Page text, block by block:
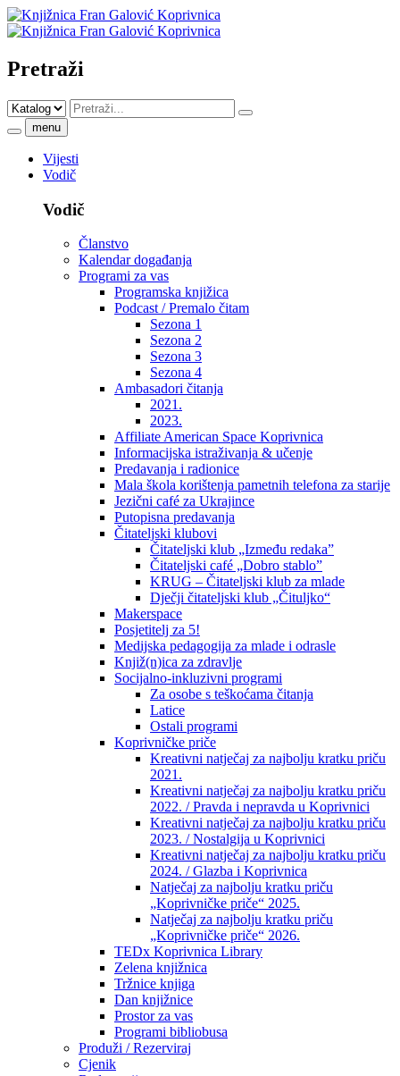
Pretraži
menu
Vijesti
Vodič
Vodič
Članstvo
Kalendar događanja
Programi za vas
Programska knjižica
Podcast / Premalo čitam
Sezona 1
Sezona 2
Sezona 3
Sezona 4
Ambasadori čitanja
2021.
2023.
Affiliate American Space Koprivnica
Informacijska istraživanja & učenje
Predavanja i radionice
Mala škola korištenja pametnih telefona za starije
Jezični café za Ukrajince
Putopisna predavanja
Čitateljski klubovi
Čitateljski klub „Između redaka”
Čitateljski café „Dobro stablo”
KRUG – Čitateljski klub za mlade
Dječji čitateljski klub „Čituljko“
Makerspace
Posjetitelj za 5!
Medijska pedagogija za mlade i odrasle
Knjiž(n)ica za zdravlje
Socijalno-inkluzivni programi
Za osobe s teškoćama čitanja
Latice
Ostali programi
Koprivničke priče
Kreativni natječaj za najbolju kratku priču
2021.
Kreativni natječaj za najbolju kratku priču
2022. / Pravda i nepravda u Koprivnici
Kreativni natječaj za najbolju kratku priču
2023. / Nostalgija u Koprivnici
Kreativni natječaj za najbolju kratku priču
2024. / Glazba i Koprivnica
Natječaj za najbolju kratku priču
„Koprivničke priče“ 2025.
Natječaj za najbolju kratku priču
„Koprivničke priče“ 2026.
TEDx Koprivnica Library
Zelena knjižnica
Tržnice knjiga
Dan knjižnice
Prostor za vas
Programi bibliobusa
Produži / Rezerviraj
Cjenik